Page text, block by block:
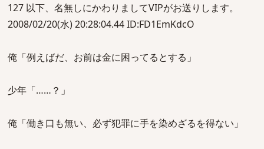
127 以下、名無しにかわりましてVIPがお送りします。
2008/02/20(水) 20:28:04.44 ID:FD1EmKdcO
俺「例えばだ、お前は金に困ってるとする」
少年「……？」
俺「働き口も無い、必ず犯罪に手を染めざるを得ない」